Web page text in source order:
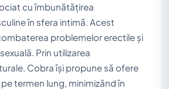
cu îmbunătățirea
în sfera intimă. Acest
problemelor erectile și
Prin utilizarea
Cobra își propune să ofere
termen lung, minimizând în